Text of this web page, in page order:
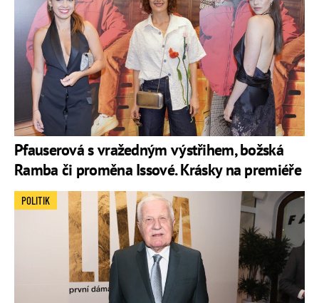
Pfauserová s vražedným výstřihem, božská
Ramba či proměna Issové. Krásky na premiéře
POLITIK